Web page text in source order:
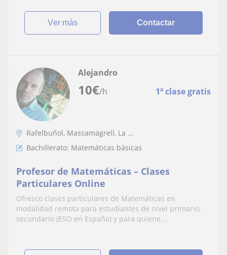
ver más Contactar
10€/h 1ª clase gratis
Alejandro
Rafelbuñol, Massamagrell, La ...
Bachillerato: Matemáticas básicas
Profesor de Matemáticas – Clases
Particulares Online
Ofrezco clases particulares de Matemáticas en
modalidad remota para estudiantes de nivel primario,
secundario (ESO en España) y para quiene...